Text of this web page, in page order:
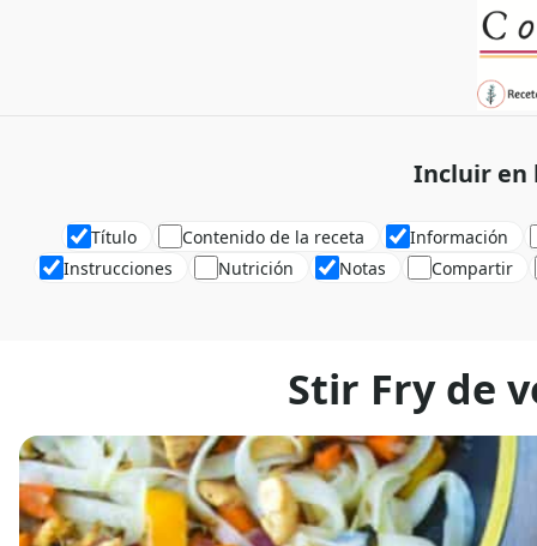
Incluir en
Título Contenido de la receta
Información
Instrucciones
Nutrición Notas Compartir
Stir Fry de